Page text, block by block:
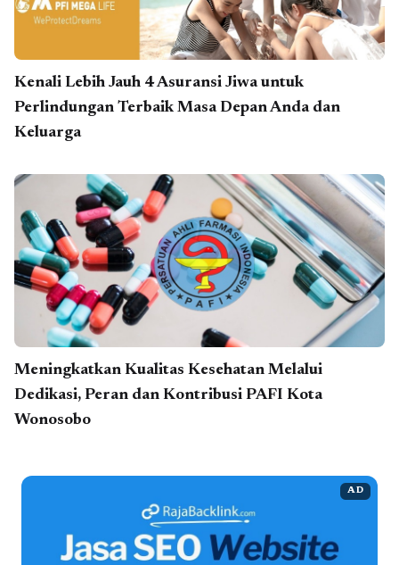
Kenali Lebih Jauh 4 Asuransi Jiwa untuk
Perlindungan Terbaik Masa Depan Anda dan
Keluarga
Meningkatkan Kualitas Kesehatan Melalui
Dedikasi, Peran dan Kontribusi PAFI Kota
Wonosobo
AD